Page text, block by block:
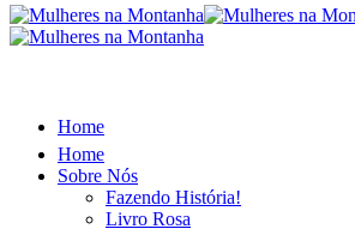
Home
Home
Sobre Nós
Fazendo História!
Livro Rosa